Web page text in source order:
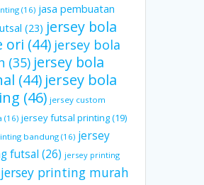
(16) jasa pembuatan
(23) jersey bola
ori (44) jersey bola
(35) jersey bola
(44) jersey bola
(46) jersey custom
(16) jersey futsal printing(19)
bandung(16) jersey
futsal (26) jersey printing
jersey printing murah